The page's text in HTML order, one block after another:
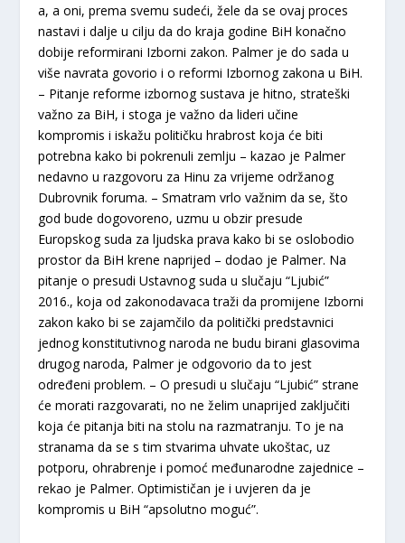
a, a oni, prema svemu sudeći, žele da se ovaj proces
nastavi i dalje u cilju da do kraja godine BiH konačno
dobije reformirani Izborni zakon. Palmer je do sada u
više navrata govorio i o reformi Izbornog zakona u BiH.
– Pitanje reforme izbornog sustava je hitno, strateški
važno za BiH, i stoga je važno da lideri učine
kompromis i iskažu političku hrabrost koja će biti
potrebna kako bi pokrenuli zemlju – kazao je Palmer
nedavno u razgovoru za Hinu za vrijeme održanog
Dubrovnik foruma. – Smatram vrlo važnim da se, što
god bude dogovoreno, uzmu u obzir presude
Europskog suda za ljudska prava kako bi se oslobodio
prostor da BiH krene naprijed – dodao je Palmer. Na
pitanje o presudi Ustavnog suda u slučaju “Ljubić”
2016., koja od zakonodavaca traži da promijene Izborni
zakon kako bi se zajamčilo da politički predstavnici
jednog konstitutivnog naroda ne budu birani glasovima
drugog naroda, Palmer je odgovorio da to jest
određeni problem. – O presudi u slučaju “Ljubić” strane
će morati razgovarati, no ne želim unaprijed zaključiti
koja će pitanja biti na stolu na razmatranju. To je na
stranama da se s tim stvarima uhvate ukoštac, uz
potporu, ohrabrenje i pomoć međunarodne zajednice –
rekao je Palmer. Optimističan je i uvjeren da je
kompromis u BiH “apsolutno moguć”.